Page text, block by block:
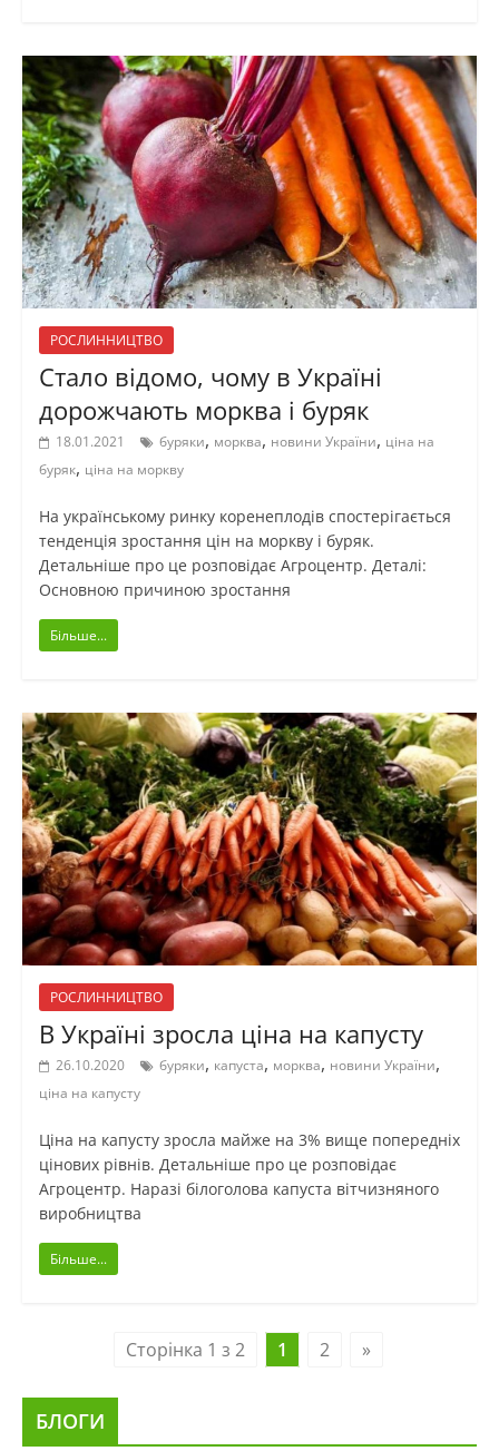
РОСЛИННИЦТВО
Стало відомо, чому в Україні
дорожчають морква і буряк
18.01.2021 буряки, морква, новини України, ціна на
буряк, ціна на моркву
На українському ринку коренеплодів спостерігається
тенденція зростання цін на моркву і буряк.
Детальніше про це розповідає Агроцентр. Деталі:
Основною причиною зростання
Більше...
РОСЛИННИЦТВО
В Україні зросла ціна на капусту
26.10.2020 буряки, капуста, морква, новини України,
ціна на капусту
Ціна на капусту зросла майже на 3% вище попередніх
цінових рівнів. Детальніше про це розповідає
Агроцентр. Наразі білоголова капуста вітчизняного
виробництва
Більше...
Сторінка 1 з 2 1 2 »
БЛОГИ